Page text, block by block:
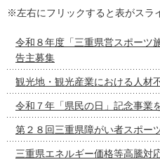
※左右にフリックすると表がスラ
令和８年度「三重県営スポーツ
告主募集
観光地・観光産業における人材
令和７年「県民の日」記念事業
第２８回三重県障がい者スポー
三重県エネルギー価格等高騰対